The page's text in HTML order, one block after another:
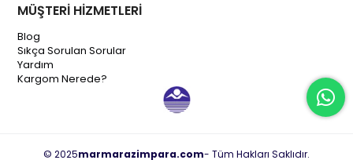
MÜŞTERİ HİZMETLERİ
Blog
Sıkça Sorulan Sorular
Yardım
Kargom Nerede?
© 2025marmarazimpara.com- Tüm Hakları Saklıdır.